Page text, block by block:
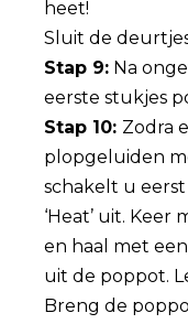
heet!
Sluit de
Stap 9: Na
eerste stukjes
Stap 10: Zodra
plopgeluiden
schakelt u eerst
‘Heat’ uit.
en haal met
uit de poppot.
Breng de